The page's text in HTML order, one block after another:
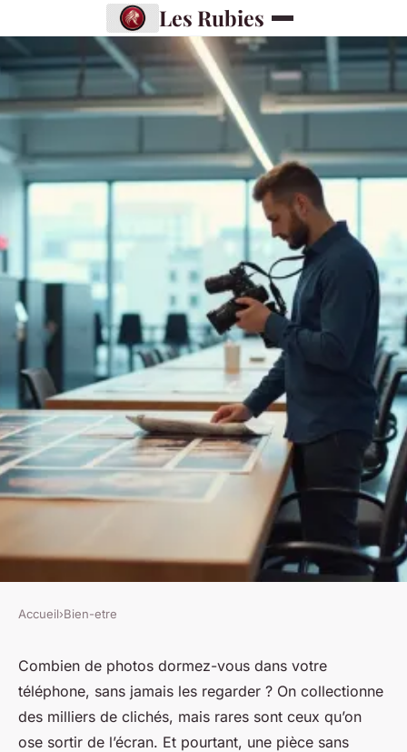
Les Rubies
Choisir le meilleur laboratoire
photo pour vos impressions
Castiel•29/03/2026 16:40 •10 min de lecture
Accueil›Bien-etre
Combien de photos dormez-vous dans votre
téléphone, sans jamais les regarder ? On collectionne
des milliers de clichés, mais rares sont ceux qu’on
ose sortir de l’écran. Et pourtant, une pièce sans